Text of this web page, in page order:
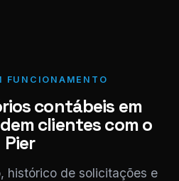
FUNCIONAMENTO
contábeis em
clientes com o
Pier
histórico de solicitações e